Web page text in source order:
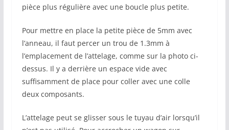
pièce plus régulière avec une boucle plus petite.
Pour mettre en place la petite pièce de 5mm avec
l’anneau, il faut percer un trou de 1.3mm à
l’emplacement de l’attelage, comme sur la photo ci-
dessus. Il y a derrière un espace vide avec
suffisamment de place pour coller avec une colle
deux composants.
L’attelage peut se glisser sous le tuyau d’air lorsqu’il